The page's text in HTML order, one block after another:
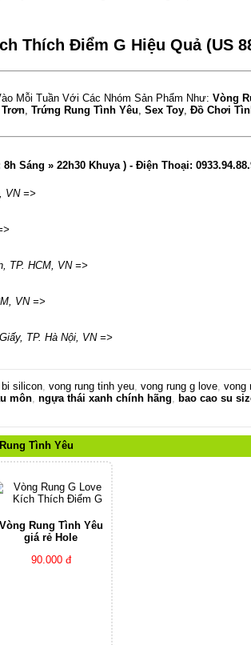
Thích Điểm G Hiệu Quả (US
Mỗi Tuần Với Các Nhóm Sản Phẩm Như: Vòng
Trứng Rung Tình Yêu Sex Toy Đồ Chơi
Sáng » 22h30 Khuya ) - Điện Thoại:
VN=>
TP. HCM VN=>
VN=>
, TP. Hà Nội VN=>
silicon vong rung tinh yeu vong rung g love vong
môn ngựa thái xanh chính hãng bao cao su
Tình Yêu
Vòng Rung Tình Yêu
giá rẻ Hole
90.000 đ